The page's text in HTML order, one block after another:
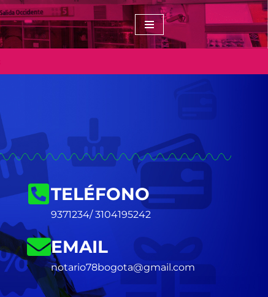
TELÉFONO
9371234/ 3104195242
EMAIL
notario78bogota@gmail.com